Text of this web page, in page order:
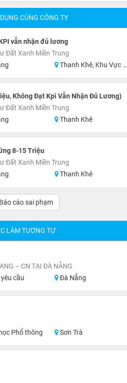
CÙNG CÔNG TY
vẫn nhận đủ lương
Đất Xanh Miền Trung
Thanh Khê, Khu Vực Lân Cận Đà Nẵng
Không Đạt Kpi Vẫn Nhận Đủ Lương)
Đất Xanh Miền Trung
Thanh Khê
8-15 Triệu
Đất Xanh Miền Trung
Thanh Khê
Báo cáo sai phạm
LÀM TƯƠNG TỰ
– CN TẠI ĐÀ NẴNG
cầu Đà Nẵng
Phổ thông Sơn Trà